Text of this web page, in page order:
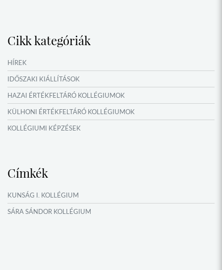
Cikk kategóriák
HÍREK
IDŐSZAKI KIÁLLÍTÁSOK
HAZAI ÉRTÉKFELTÁRÓ KOLLÉGIUMOK
KÜLHONI ÉRTÉKFELTÁRÓ KOLLÉGIUMOK
KOLLÉGIUMI KÉPZÉSEK
NYÁRI TÁBOROK
OKTATÁS, KULTÚRA
VERSENYEK, VETÉLKEDŐK
Címkék
KUNSÁG I. KOLLÉGIUM
SÁRA SÁNDOR KOLLÉGIUM